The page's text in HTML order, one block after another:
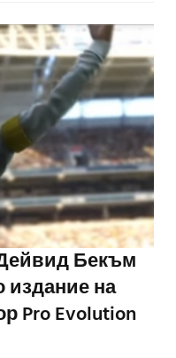
Бекъм
издание на
Pro Evolution